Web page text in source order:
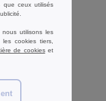
NOUS
Client
que ceux utilisés
utilisons les
cookies tiers,
de cookieset